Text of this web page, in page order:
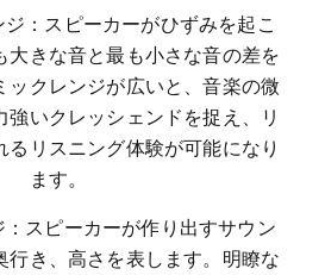
：スピーカーがひずみを起こ
大きな音と最も小さな音の差を
ックレンジが広いと、音楽の微
いクレッシェンドを捉え、リ
るリスニング体験が可能になり
ます。
スピーカーが作り出すサウン
行き、高さを表します。明瞭な